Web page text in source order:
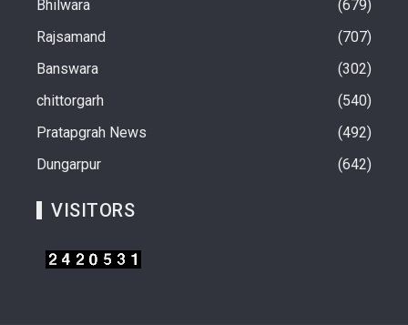
Bhilwara
679
Rajsamand
707
Banswara
302
chittorgarh
540
Pratapgrah News
492
Dungarpur
642
VISITORS